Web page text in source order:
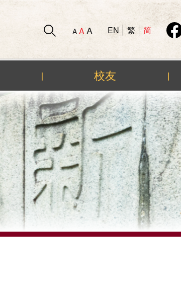
A AA EN 繁 简
| 校友 |